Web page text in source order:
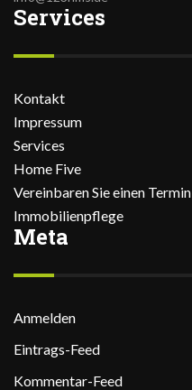
Services
Kontakt
Impressum
Services
Home Five
Vereinbaren Sie einen Termin
Immobilienpflege
Meta
Anmelden
Eintrags-Feed
Kommentar-Feed